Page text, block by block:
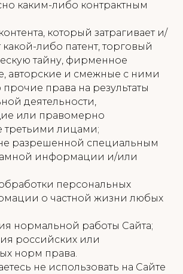
каким-либо контрактным
который затрагивает и/
либо патент, торговый
тайну, фирменное
авторские и смежные с ними
прочие права на результаты
деятельности,
или правомерно
третьими лицами;
не разрешенной специальным
информации и/или
обработки персональных
о частной жизни любых
нормальной работы Сайта;
российских или
норм права.
не использовать на Сайте